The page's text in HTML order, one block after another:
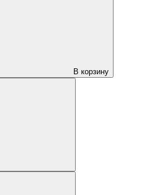
В корзину